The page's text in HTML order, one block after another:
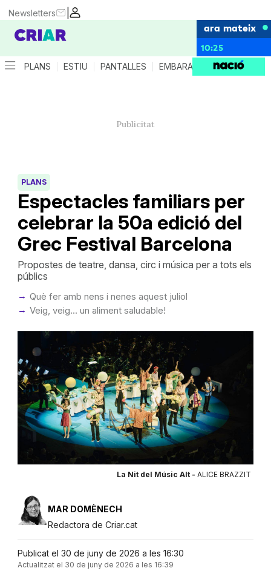
|
Newsletters
ara mateix
10:25
PLANS ESTIU PANTALLES EMBARÀS CRIANÇA
Espectacles familiars per
celebrar la 50a edició del
Grec Festival Barcelona
PLANS
Propostes de teatre, dansa, circ i música per a tots els
públics
Què fer amb nens i nenes aquest juliol
Veig, veig... un aliment saludable!
La Nit del Músic Alt - ALICE BRAZZIT
MAR DOMÈNECH
Redactora de Criar.cat
Publicat el 30 de juny de 2026 a les 16:30
Actualitzat el 30 de juny de 2026 a les 16:39